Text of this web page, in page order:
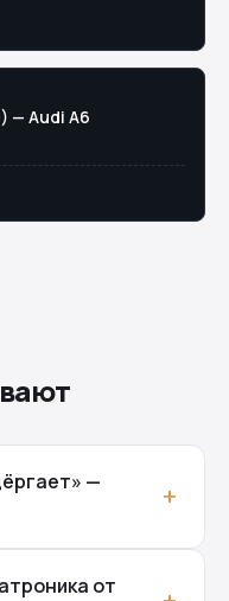
— Audi A6
—
от